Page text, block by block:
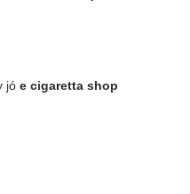
jóe cigaretta shop